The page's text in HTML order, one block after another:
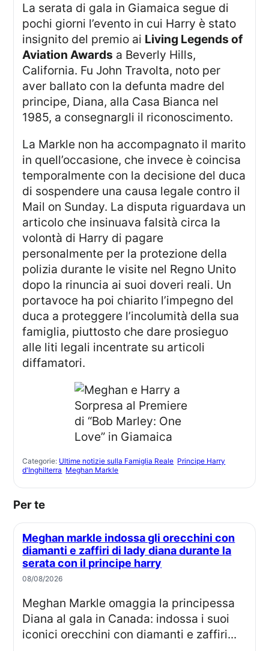
La serata di gala in Giamaica segue di
pochi giorni l’evento in cui Harry è stato
insignito del premio ai Living Legends of
Aviation Awards a Beverly Hills,
California. Fu John Travolta, noto per
aver ballato con la defunta madre del
principe, Diana, alla Casa Bianca nel
1985, a consegnargli il riconoscimento.
La Markle non ha accompagnato il marito
in quell’occasione, che invece è coincisa
temporalmente con la decisione del duca
di sospendere una causa legale contro il
Mail on Sunday. La disputa riguardava un
articolo che insinuava falsità circa la
volontà di Harry di pagare
personalmente per la protezione della
polizia durante le visite nel Regno Unito
dopo la rinuncia ai suoi doveri reali. Un
portavoce ha poi chiarito l’impegno del
duca a proteggere l’incolumità della sua
famiglia, piuttosto che dare prosieguo
alle liti legali incentrate su articoli
diffamatori.
Categorie: Ultime notizie sulla Famiglia Reale Principe Harry
d'Inghilterra Meghan Markle
Per te
Meghan markle indossa gli orecchini con
diamanti e zaffiri di lady diana durante la
serata con il principe harry
08/08/2026
Meghan Markle omaggia la principessa
Diana al gala in Canada: indossa i suoi
iconici orecchini con diamanti e zaffiri...